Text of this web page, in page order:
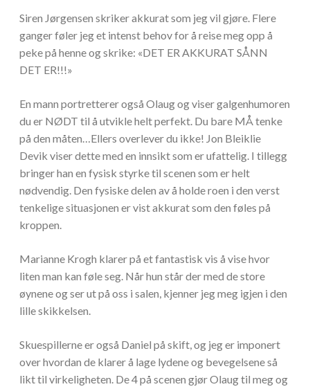
Siren Jørgensen skriker akkurat som jeg vil gjøre. Flere
ganger føler jeg et intenst behov for å reise meg opp å
peke på henne og skrike: «DET ER AKKURAT SÅNN
DET ER!!!»
En mann portretterer også Olaug og viser galgenhumoren
du er NØDT til å utvikle helt perfekt. Du bare MÅ tenke
på den måten…Ellers overlever du ikke! Jon Bleiklie
Devik viser dette med en innsikt som er ufattelig. I tillegg
bringer han en fysisk styrke til scenen som er helt
nødvendig. Den fysiske delen av å holde roen i den verst
tenkelige situasjonen er vist akkurat som den føles på
kroppen.
Marianne Krogh klarer på et fantastisk vis å vise hvor
liten man kan føle seg. Når hun står der med de store
øynene og ser ut på oss i salen, kjenner jeg meg igjen i den
lille skikkelsen.
Skuespillerne er også Daniel på skift, og jeg er imponert
over hvordan de klarer å lage lydene og bevegelsene så
likt til virkeligheten. De 4 på scenen gjør Olaug til meg og